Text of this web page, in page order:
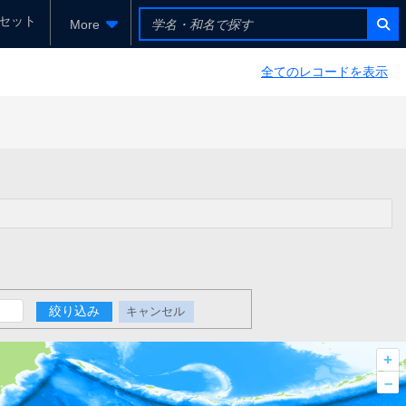
ット More
全てのレコードを表示
絞り込み キャンセル
+
–